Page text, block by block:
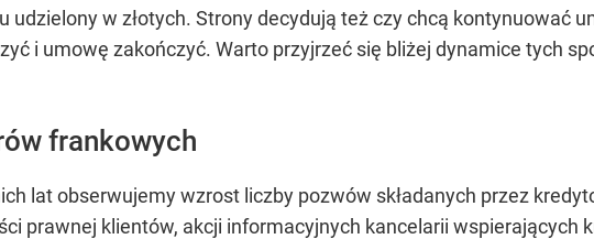
udzielony w złotych. Strony decydują też czy chcą kontynuować
i umowę zakończyć. Warto przyjrzeć się bliżej dynamice tych
frankowych
lat obserwujemy wzrost liczby pozwów składanych przez
prawnej klientów, akcji informacyjnych kancelarii wspierających